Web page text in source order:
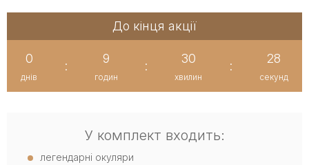
До кінця акції
0
днів
:
9
годин
:
30
хвилин
:
27
секунд
У комплект входить:
легендарні окуляри